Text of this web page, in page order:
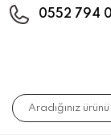
0552 794